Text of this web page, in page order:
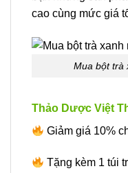
cao cùng mức giá
Mua bột trà
Thảo Dược Việt
Giảm giá 10%
Tặng kèm 1 túi